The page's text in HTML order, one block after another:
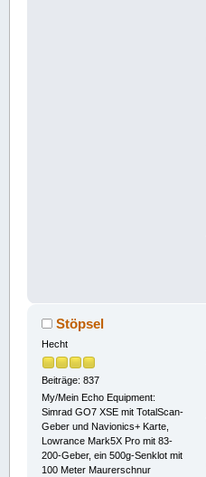
Stöpsel
Hecht
Beiträge: 837
My/Mein Echo Equipment:
Simrad GO7 XSE mit TotalScan-
Geber und Navionics+ Karte,
Lowrance Mark5X Pro mit 83-
200-Geber, ein 500g-Senklot mit
100 Meter Maurerschnur